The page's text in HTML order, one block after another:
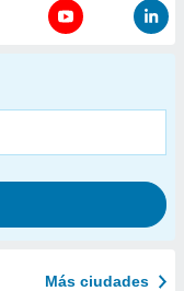
Más ciudades